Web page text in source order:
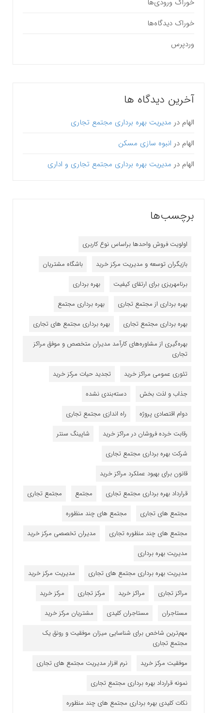
خوراک ورودی‌ها
خوراک دیدگاه‌ها
وردپرس
آخرین دیدگاه ها
الهام در مدیریت بهره برداری مجتمع تجاری
الهام در انبوه سازی مسکن
الهام در مدیریت بهره برداری مجتمع تجاری و اداری
برچسب‌ها
اولویت فروش واحدها براساس نوع کاربری
بازیگران توسعه و مدیریت مرکز خرید
باشگاه مشتریان
برنامه‎ریزی برای ارتقای کیفیت
بهره برداری
بهره برداری از مجتمع تجاری
بهره برداری مجتمع
بهره برداری مجتمع تجاری
بهره برداری مجتمع های تجاری
بهره‌گیری از مشاوره‌های کارآمد مدیران متخصص و موفق مراکز
تجاری
تئوری عمومی مراکز خرید
تجدید حیات مرکز خرید
جذاب و لذت بخش
دسته‌بندی نشده
دوام اقتصادی پروژه
راه اندازی مجتمع تجاری
رقابت خرده فروشان در مراکز خرید
شاپینگ سنتر
شرکت بهره برداری مجتمع تجاری
قانون برای بهبود عملکرد مراکز خرید
قرارداد بهره برداری مجتمع تجاری
مجتمع
مجتمع تجاری
مجتمع های تجاری
مجتمع های چند منظوره
مجتمع های چند منظوره تجاری
مدیران تخصصی مرکز خرید
مدیریت بهره برداری
مدیریت بهره برداری مجتمع های تجاری
مدیریت مرکز خرید
مراکز تجاری
مراکز خرید مرکز تجاری
مرکز خرید
مستاجران
مستاجران کلیدی
مشتریان مرکز خرید
مهم‌ترین شاخص برای شناسایی میزان موفقیت و رونق یک
مجتمع تجاری
موفقیت مرکز خرید
نرم افزار مدیریت مجتمع های تجاری
نمونه قرارداد بهره برداری مجتمع تجاری
نکات کلیدی بهره برداری مجتمع های چند منظوره